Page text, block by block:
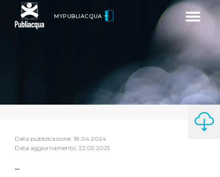
Toggle
MYPUBLIACQUA
Data pubblicazione: 18.04.2024
Data aggiornamento: 22.05.2025